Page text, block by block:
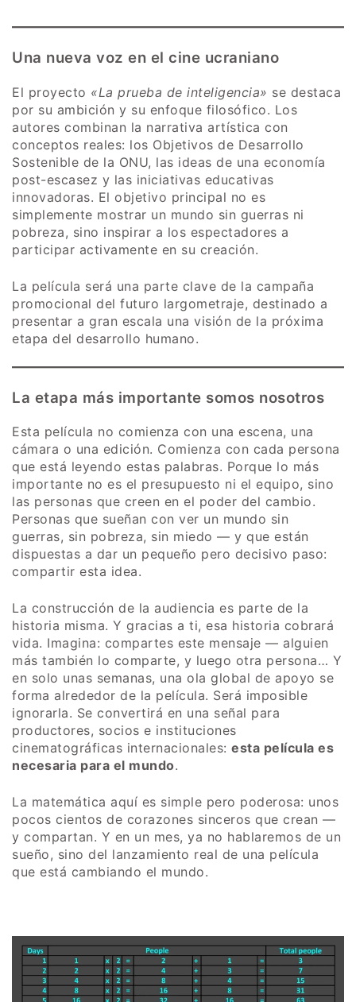
Una nueva voz en el cine ucraniano
El proyecto «La prueba de inteligencia» se destaca
por su ambición y su enfoque filosófico. Los
autores combinan la narrativa artística con
conceptos reales: los Objetivos de Desarrollo
Sostenible de la ONU, las ideas de una economía
post-escasez y las iniciativas educativas
innovadoras. El objetivo principal no es
simplemente mostrar un mundo sin guerras ni
pobreza, sino inspirar a los espectadores a
participar activamente en su creación.
La película será una parte clave de la campaña
promocional del futuro largometraje, destinado a
presentar a gran escala una visión de la próxima
etapa del desarrollo humano.
La etapa más importante somos nosotros
Esta película no comienza con una escena, una
cámara o una edición. Comienza con cada persona
que está leyendo estas palabras. Porque lo más
importante no es el presupuesto ni el equipo, sino
las personas que creen en el poder del cambio.
Personas que sueñan con ver un mundo sin
guerras, sin pobreza, sin miedo — y que están
dispuestas a dar un pequeño pero decisivo paso:
compartir esta idea.
La construcción de la audiencia es parte de la
historia misma. Y gracias a ti, esa historia cobrará
vida. Imagina: compartes este mensaje — alguien
más también lo comparte, y luego otra persona… Y
en solo unas semanas, una ola global de apoyo se
forma alrededor de la película. Será imposible
ignorarla. Se convertirá en una señal para
productores, socios e instituciones
cinematográficas internacionales: esta película es
necesaria para el mundo.
La matemática aquí es simple pero poderosa: unos
pocos cientos de corazones sinceros que crean —
y compartan. Y en un mes, ya no hablaremos de un
sueño, sino del lanzamiento real de una película
que está cambiando el mundo.